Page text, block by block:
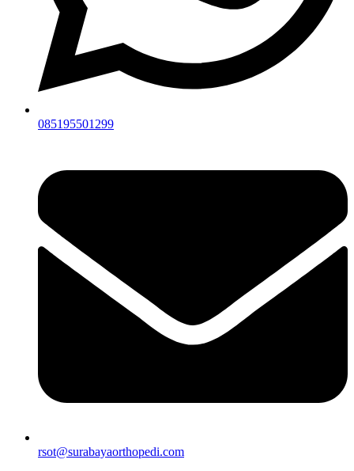
085195501299
rsot@surabayaorthopedi.com